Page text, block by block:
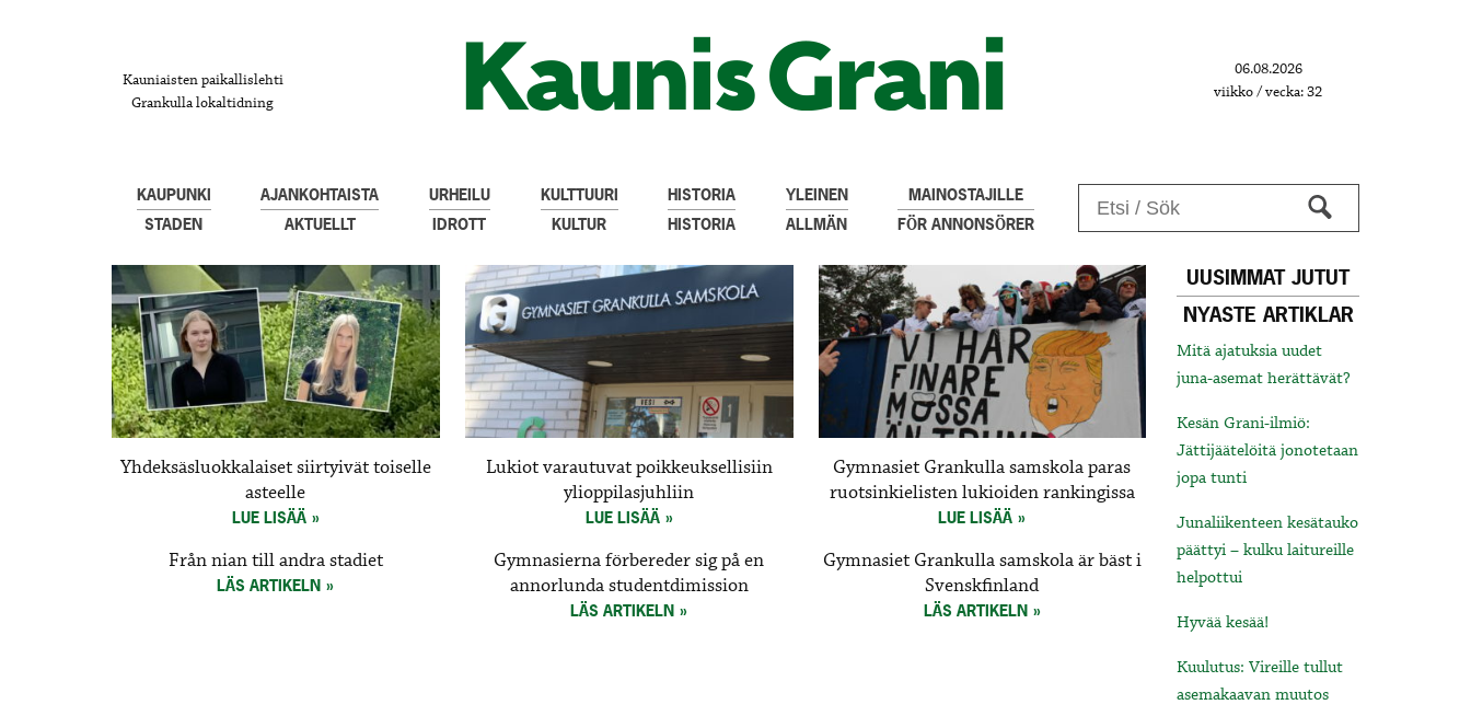
Kauniaisten paikallislehti
Grankulla lokaltidning
06.08.2026
viikko / vecka: 32
KAUPUNKI
STADEN
AJANKOHTAISTA
AKTUELLT
URHEILU
IDROTT
KULTTUURI
KULTUR
HISTORIA
HISTORIA
YLEINEN
ALLMÄN
MAINOSTAJILLE
FÖR ANNONSÖRER
Yhdeksäsluokkalaiset siirtyivät toiselle
asteelle
LUE LISÄÄ
Från nian till andra stadiet
LÄS ARTIKELN
Lukiot varautuvat poikkeuksellisiin
ylioppilasjuhliin
LUE LISÄÄ
Gymnasierna förbereder sig på en
annorlunda studentdimission
LÄS ARTIKELN
Gymnasiet Grankulla samskola paras
ruotsinkielisten lukioiden rankingissa
LUE LISÄÄ
Gymnasiet Grankulla samskola är bäst i
Svenskfinland
LÄS ARTIKELN
UUSIMMAT JUTUT
NYASTE ARTIKLAR
Mitä ajatuksia uudet
juna-asemat herättävät?
Kesän Grani-ilmiö:
Jättijäätelöitä jonotetaan
jopa tunti
Junaliikenteen kesätauko
päättyi – kulku laitureille
helpottui
Hyvää kesää!
Kuulutus: Vireille tullut
asemakaavan muutos